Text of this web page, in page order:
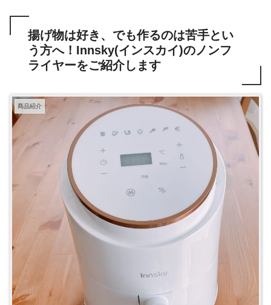
揚げ物は好き、でも作るのは苦手とい
う方へ！Innsky(インスカイ)のノンフ
ライヤーをご紹介します
商品紹介